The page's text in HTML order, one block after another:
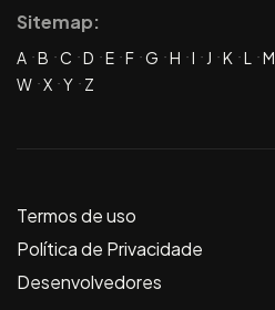
Sitemap:
A B C D E F G H I J K L M
W X Y Z
Termos de uso
Política de Privacidade
Desenvolvedores